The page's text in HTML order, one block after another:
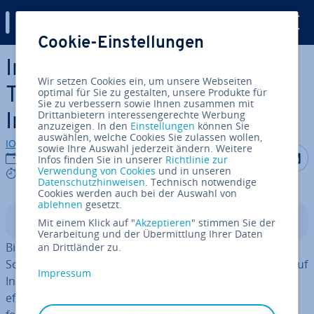
Zum Haupt­in­halt springen
Instagram-Apps: Die besten
Tools für mehr Erfolg auf
Instagram
IONOS Redaktion
20.01.2026
9 mins
Auf Auf
In­halts­ver­zeich­nis
Bild­be­ar­bei­tungs­pro­gram­me, Vi­deo­schnitt-Apps und
Social-Media-Ma­nage­ment-Tools helfen dabei, Inhalte auf
Instagram visuell an­spre­chend auf­zu­be­rei­ten, Formate
effizient zu erstellen und Beiträge re­gel­mä­ßig zu ver­öf­
Cookie-Einstellungen
Wir setzen Cookies ein, um unsere Webseiten
optimal für Sie zu gestalten, unsere Produkte für
Sie zu verbessern sowie Ihnen zusammen mit
Drittanbietern interessengerechte Werbung
anzuzeigen. In den Einstellungen können Sie
auswählen, welche Cookies Sie zulassen wollen,
sowie Ihre Auswahl jederzeit ändern. Weitere
Infos finden Sie in unserer Richtlinie zur
Verwendung von Cookies und in unseren
Datenschutzhinweisen. Technisch notwendige
Cookies werden auch bei der Auswahl von
ablehnen gesetzt.
Mit einem Klick auf "Akzeptieren" stimmen Sie der
Verarbeitung und der Übermittlung Ihrer Daten
an Drittländer zu.
Impressum